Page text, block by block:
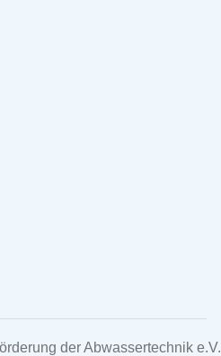
der Abwassertechnik e.V.